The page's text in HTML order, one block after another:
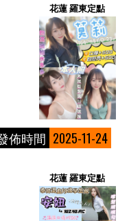
花蓮 羅東定點
佈時間 2025-11-24
花蓮 羅東定點